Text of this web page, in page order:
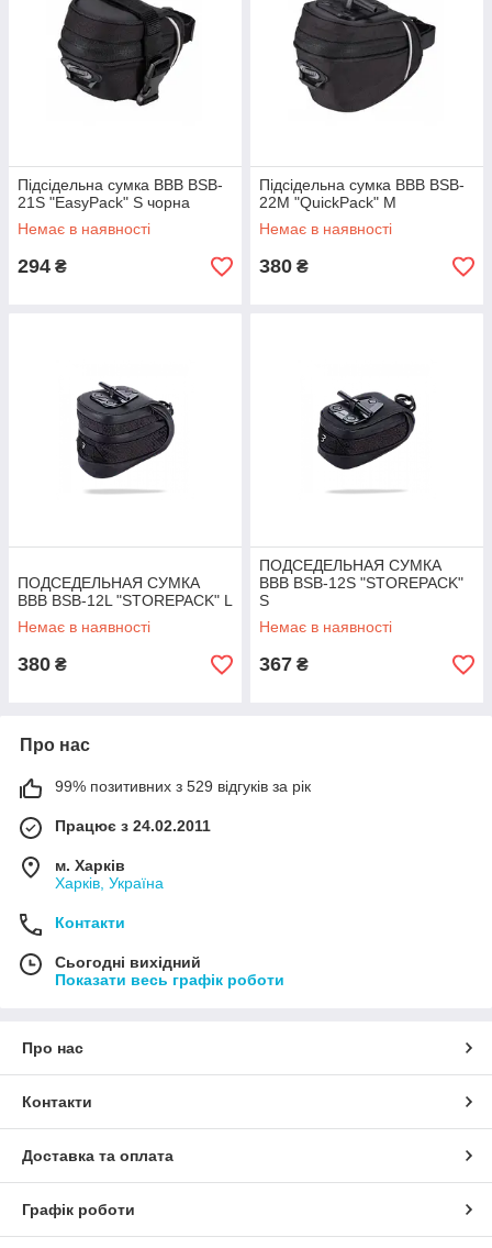
Підсідельна сумка BBB BSB-
21S "EasyPack" S чорна
Немає в наявності
294 ₴
Підсідельна сумка BBB BSB-
22M "QuickPack" M
Немає в наявності
380 ₴
ПОДСЕДЕЛЬНАЯ СУМКА
ВВВ BSB-12L "STOREPACK" L
Немає в наявності
380 ₴
ПОДСЕДЕЛЬНАЯ СУМКА
ВВВ BSB-12S "STOREPACK"
S
Немає в наявності
367 ₴
Про нас
99% позитивних з 529 відгуків за рік
Працює з 24.02.2011
м. Харків
Харків, Україна
Контакти
Сьогодні вихідний
Показати весь графік роботи
Про нас
Контакти
Доставка та оплата
Графік роботи